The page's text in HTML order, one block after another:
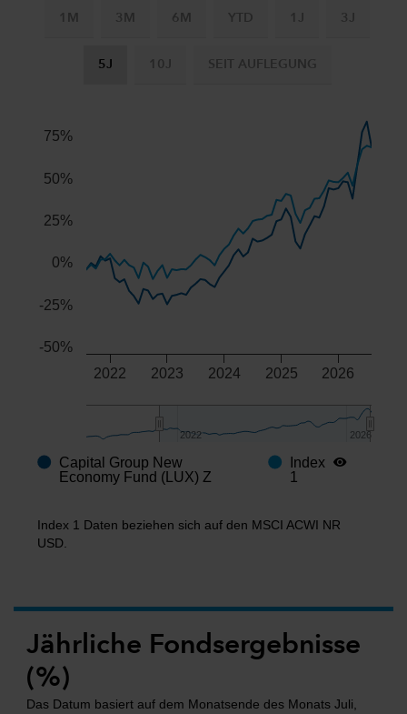
1M 3M 6M YTD 1J 3J
5J 10J SEIT AUFLEGUNG
The chart has 2 X axes displaying Time, and navigator-x-
The chart has 2 Y axes displaying values, and navigator-
2022 2023 2024 2025 2026
2022
2022 2026
2026
-50%
-25%
0%
25%
50%
75%
End of interactive chart.
Capital Group New
Economy Fund (LUX) Z
Index
1
Index 1 Daten beziehen sich auf den MSCI ACWI NR
USD.
Jährliche Fondsergebnisse
(%)
Das Datum basiert auf dem Monatsende des Monats Juli,